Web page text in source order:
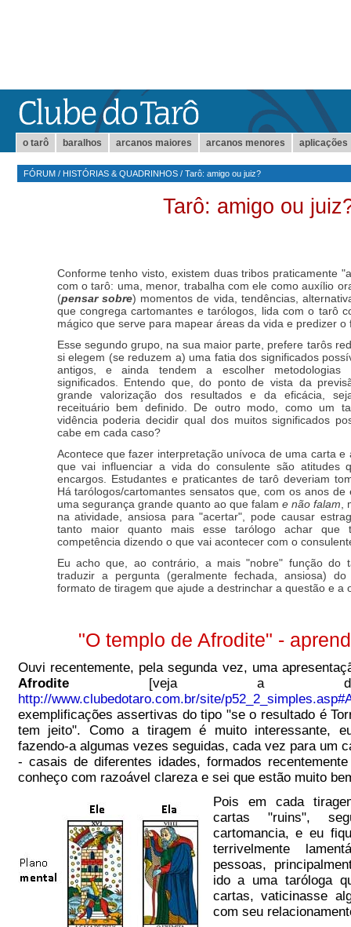
o tarô baralhos arcanos maiores arcanos menores aplicações
FÓRUM/ HISTÓRIAS & QUADRINHOS/ Tarô: amigo ou juiz?
Tarô: amigo ou
Conforme tenho visto, existem duas tribos praticamente
com o tarô: uma, menor, trabalha com ele como auxílio
(pensar sobre) momentos de vida, tendências,
que congrega cartomantes e tarólogos, lida com o tarô
mágico que serve para mapear áreas da vida e predizer o
Esse segundo grupo, na sua maior parte, prefere tarôs
si elegem (se reduzem a) uma fatia dos significados
antigos, e ainda tendem a escolher metodologias
significados. Entendo que, do ponto de vista da
grande valorização dos resultados e da eficácia,
receituário bem definido. De outro modo, como um
vidência poderia decidir qual dos muitos significados
cabe em cada caso?
Acontece que fazer interpretação unívoca de uma carta e
que vai influenciar a vida do consulente são atitudes
encargos. Estudantes e praticantes de tarô deveriam
Há tarólogos/cartomantes sensatos que, com os anos de
uma segurança grande quanto ao que falame não falam
na atividade, ansiosa para "acertar", pode causar
tanto maior quanto mais esse tarólogo achar que
competência dizendo o que vai acontecer com o
Eu acho que, ao contrário, a mais "nobre" função do
traduzir a pergunta (geralmente fechada, ansiosa)
formato de tiragem que ajude a destrinchar a questão e a
"O templo de Afrodite" -
Ouvi recentemente, pela segunda vez, uma
Afrodite[veja a
http://www.clubedotaro.com.br/site/
exemplificações assertivas do tipo "se o resultado é
tem jeito". Como a tiragem é muito interessante,
fazendo-a algumas vezes seguidas, cada vez para um
- casais de diferentes idades, formados
conheço com razoável clareza e sei que estão muito
Pois em cada
cartas "ruins",
cartomancia, e eu
terrivelmente
pessoas,
ido a uma taróloga
cartas, vaticinasse
com seu